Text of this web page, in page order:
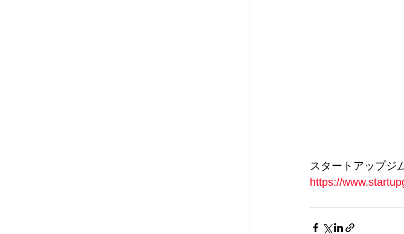
スタートアップジ
https://